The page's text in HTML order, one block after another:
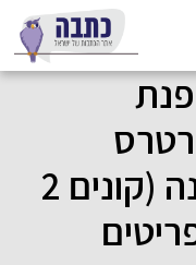
ואושקוש: 3+2 במתנה (קונים 2
ומקבלים 3 פריטים